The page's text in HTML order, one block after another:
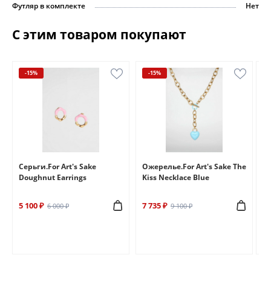
Футляр в комплекте
Нет
С этим товаром покупают
-15%
Серьги.For Art's Sake
Doughnut Earrings
5 100 ₽ 6 000 ₽
-15%
Ожерелье.For Art's Sake The
Kiss Necklace Blue
7 735 ₽ 9 100 ₽